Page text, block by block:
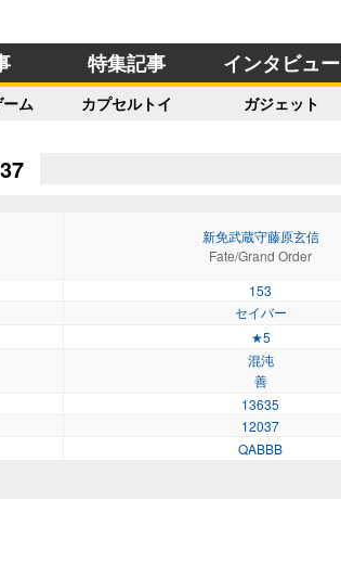
特集記事 インタビュー
ム カプセルトイ ガジェット
新免武蔵守藤原玄信
Fate/Grand Order
153
セイバー
★5
混沌
善
13635
12037
QABBB